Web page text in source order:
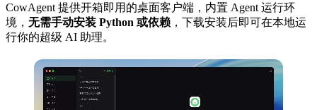
CowAgent 提供开箱即用的桌面客户端，内置 Agent 运行环
境， 无需手动安装 Python 或依赖 ，下载安装后即可在本地运
行你的超级 AI 助理。